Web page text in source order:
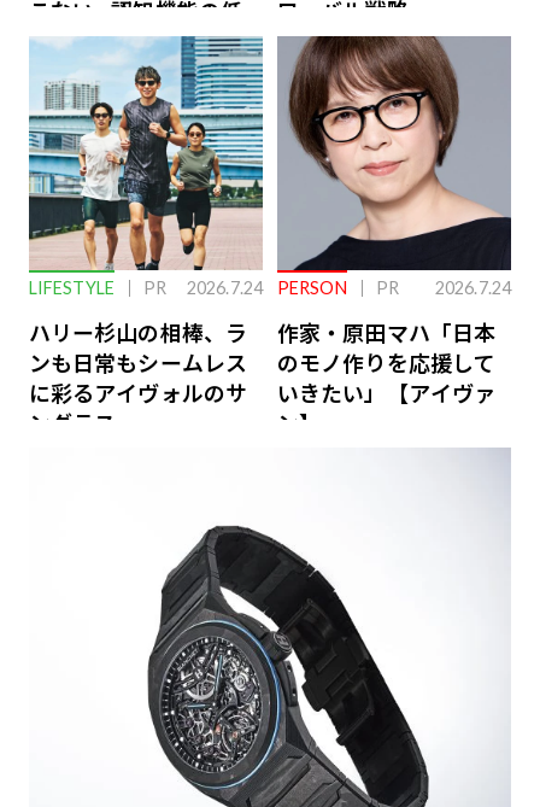
こない…認知機能の低
下を救う、脳のインナ
ーケアとは
ローバル戦略
LIFESTYLE PR 2026.7.24
ハリー杉山の相棒、ラ
ンも日常もシームレス
に彩るアイヴォルのサ
ングラス
PERSON PR 2026.7.24
作家・原田マハ「日本
のモノ作りを応援して
いきたい」【アイヴァ
ン】